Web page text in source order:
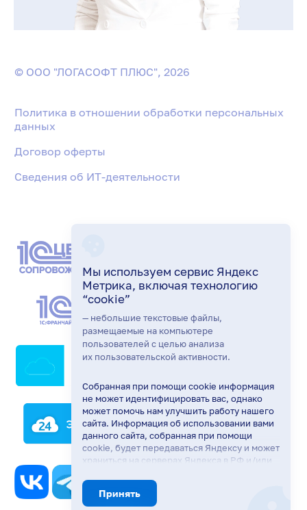
Ирина Вишнякова
Здравствуйте! Готова помочь
вам. Напишите мне, если у
вас появятся вопросы.
Мы используем сервис Яндекс
Метрика, включая технологию
“cookie”
— небольшие текстовые файлы,
размещаемые на компьютере
пользователей с целью анализа
их пользовательской активности.
Собранная при помощи cookie информация
не может идентифицировать вас, однако
может помочь нам улучшить работу нашего
сайта. Информация об использовании вами
данного сайта, собранная при помощи
cookie, будет передаваться Яндексу и может
храниться на серверах Яндекса в РФ и/или
эту информацию в интересах владельца
сайта, в частности, для оценки
Принять
© ООО "ЛОГАСОФТ ПЛЮС", 2026
Политика в отношении обработки персональных
данных
Договор оферты
Сведения об ИТ-деятельности